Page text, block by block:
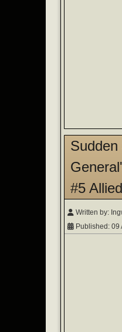
#5
Written by:
Published: 09